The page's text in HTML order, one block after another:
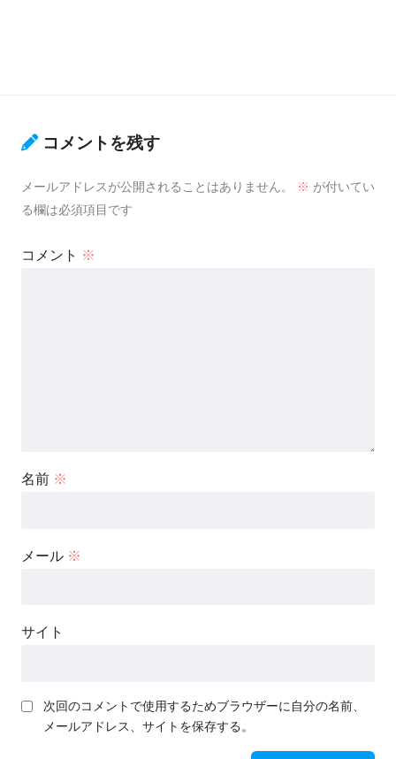
コメントを残す
メールアドレスが公開されることはありません。 ※ が付いてい
る欄は必須項目です
コメント ※
名前 ※
メール ※
サイト
次回のコメントで使用するためブラウザーに自分の名前、
メールアドレス、サイトを保存する。